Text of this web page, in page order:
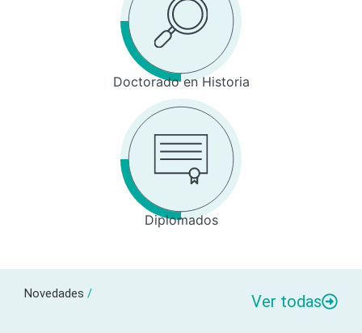
Doctorado en Historia
Diplomados
Novedades / Ver todas